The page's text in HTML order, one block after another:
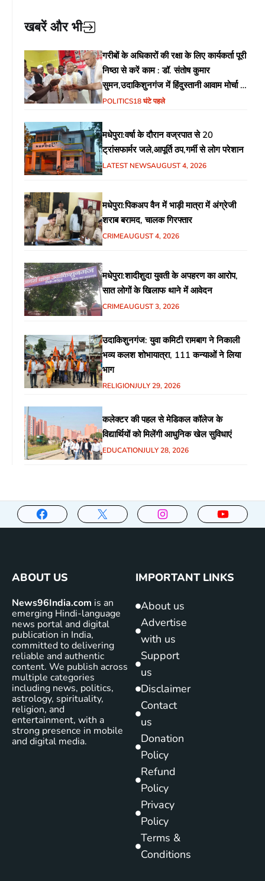
खबरें और भी
गरीबों के अधिकारों की रक्षा के लिए कार्यकर्ता पूरी
निष्ठा से करें काम : डॉ. संतोष कुमार
सुमन,उदाकिशुनगंज में हिंदुस्तानी आवाम मोर्चा के
गरीब चौपाल में शिक्षा, स्वास्थ्य, रोजगार समेत
POLITICS18 घंटे पहले
मधेपुरा:वर्षा के दौरान वज्रपात से 20
ट्रांसफार्मर जले,आपूर्ति ठप,गर्मी से लोग परेशान
LATEST NEWSAUGUST 4, 2026
मधेपुरा:पिकअप वैन में भाड़ी मात्रा में अंग्रेजी
शराब बरामद, चालक गिरफ्तार
CRIMEAUGUST 4, 2026
मधेपुरा:शादीशुदा युवती के अपहरण का आरोप,
सात लोगों के खिलाफ थाने में आवेदन
CRIMEAUGUST 3, 2026
उदाकिशुनगंज: युवा कमिटी रामबाग ने निकाली
भव्य कलश शोभायात्रा, 111 कन्याओं ने लिया
भाग
RELIGIONJULY 29, 2026
कलेक्टर की पहल से मेडिकल कॉलेज के
विद्यार्थियों को मिलेंगी आधुनिक खेल सुविधाएं
EDUCATIONJULY 28, 2026
ABOUT US
News96India.com is an
emerging Hindi-language
news portal and digital
publication in India,
committed to delivering
reliable and authentic
content. We publish across
multiple categories
including news, politics,
astrology, spirituality,
religion, and
entertainment, with a
strong presence in mobile
and digital media.
IMPORTANT LINKS
About us
Advertise
with us
Support
us
Disclaimer
Contact
us
Donation
Policy
Refund
Policy
Privacy
Policy
Terms &
Conditions